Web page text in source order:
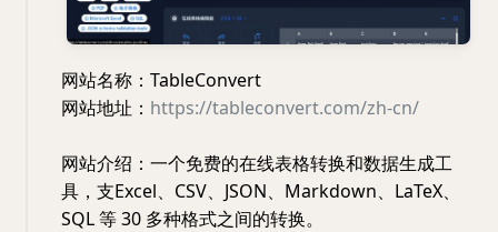
网站名称：TableConvert
网站地址： https://tableconvert.com/zh-cn/
网站介绍：一个免费的在线表格转换和数据生成工
具，支Excel、CSV、JSON、Markdown、LaTeX、
SQL 等 30 多种格式之间的转换。